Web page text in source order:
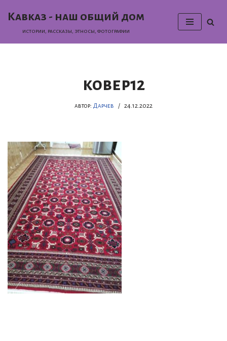
Кавказ - наш общий дом
истории, раcсказы, этносы, фотографии
ковер12
автор: Дарчев 24.12.2022